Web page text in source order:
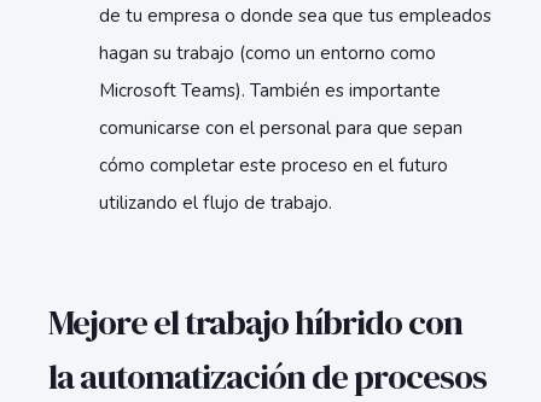
de tu empresa o donde sea que tus empleados
hagan su trabajo (como un entorno como
Microsoft Teams). También es importante
comunicarse con el personal para que sepan
cómo completar este proceso en el futuro
utilizando el flujo de trabajo.
Mejore el trabajo híbrido con
la automatización de procesos